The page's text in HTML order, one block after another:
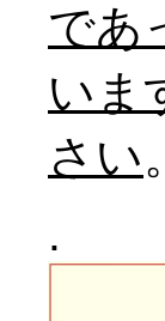
であ
いま
さい。
.